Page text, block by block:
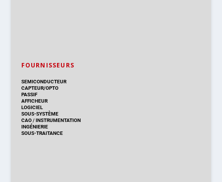
FOURNISSEURS
SEMICONDUCTEUR
CAPTEUR/OPTO
PASSIF
AFFICHEUR
LOGICIEL
SOUS-SYSTÈME
CAO/INSTRUMENTATION
INGÉNIERIE
SOUS-TRAITANCE